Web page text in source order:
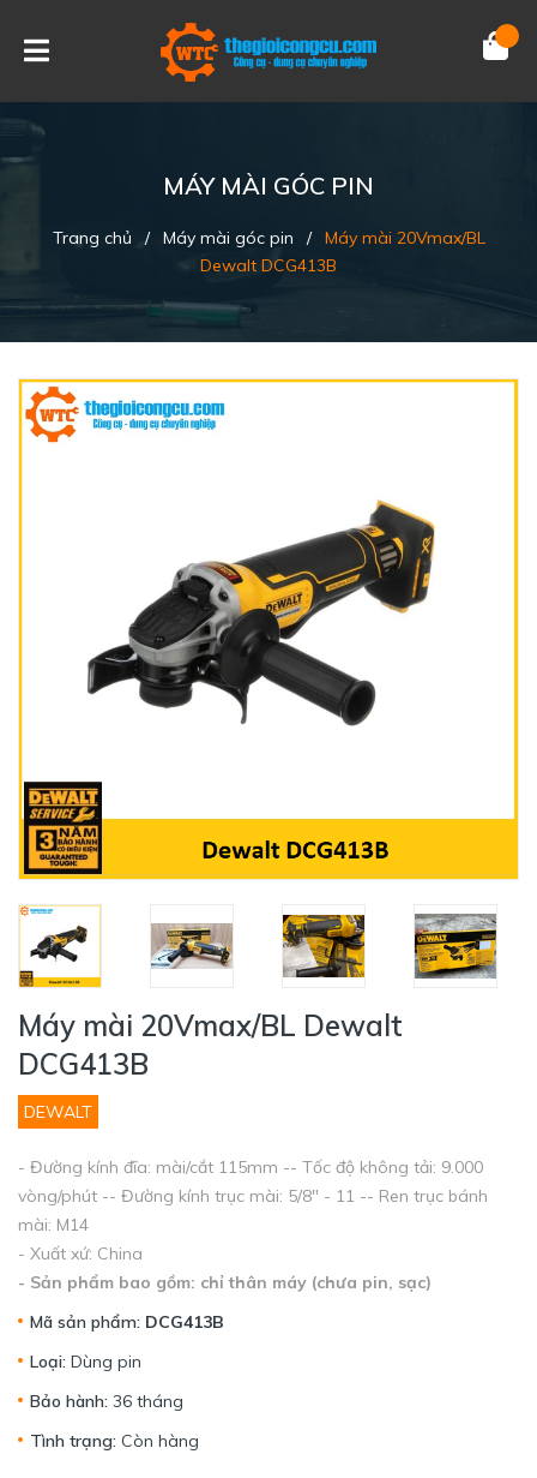
MÁY MÀI GÓC PIN
Trang chủ / Máy mài góc pin / Máy mài 20Vmax/BL
Dewalt DCG413B
Máy mài 20Vmax/BL Dewalt
DCG413B
DEWALT
- Đường kính đĩa: mài/cắt 115mm -- Tốc độ không tải: 9.000
vòng/phút -- Đường kính trục mài: 5/8" - 11 -- Ren trục bánh
mài: M14
- Xuất xứ: China
- Sản phẩm bao gồm: chỉ thân máy (chưa pin, sạc)
Mã sản phẩm: DCG413B
Loại: Dùng pin
Bảo hành: 36 tháng
Tình trạng: Còn hàng